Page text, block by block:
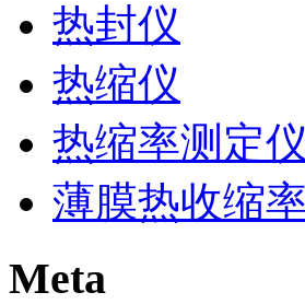
热封仪
热缩仪
热缩率测定仪
薄膜热收缩
Meta